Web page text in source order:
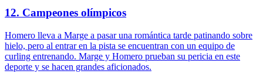
12. Campeones olímpicos
Homero lleva a Marge a pasar una romántica tarde patinando sobre
hielo, pero al entrar en la pista se encuentran con un equipo de
curling entrenando. Marge y Homero prueban su pericia en este
deporte y se hacen grandes aficionados.